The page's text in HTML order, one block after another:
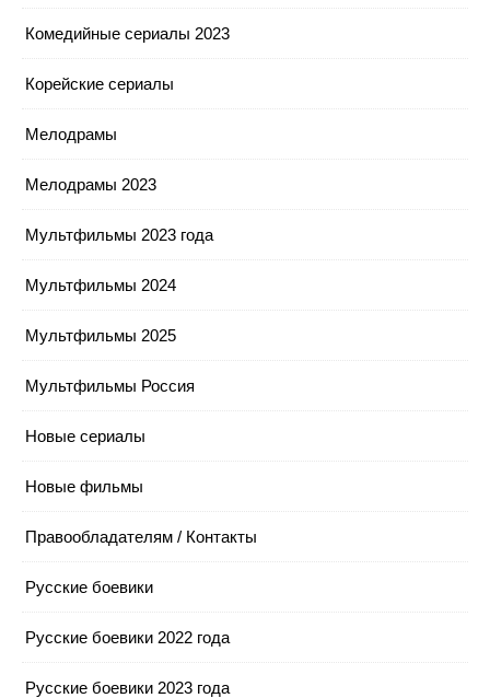
Комедийные сериалы 2023
Корейские сериалы
Мелодрамы
Мелодрамы 2023
Мультфильмы 2023 года
Мультфильмы 2024
Мультфильмы 2025
Мультфильмы Россия
Новые сериалы
Новые фильмы
Правообладателям / Контакты
Русские боевики
Русские боевики 2022 года
Русские боевики 2023 года